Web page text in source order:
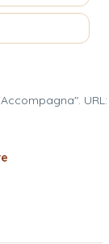
Accompagna".